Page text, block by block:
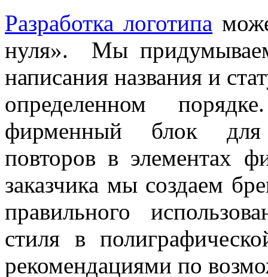
Разработка логотипа
нуля». Мы
написания названия и
определенном
фирменный блок для
повторов в элементах
заказчика мы создаем
правильного
стиля в
рекомендациями по